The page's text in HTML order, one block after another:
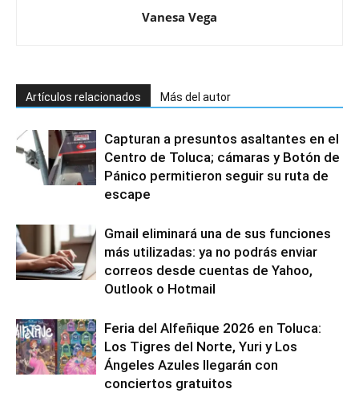
Vanesa Vega
Artículos relacionados Más del autor
Capturan a presuntos asaltantes en el
Centro de Toluca; cámaras y Botón de
Pánico permitieron seguir su ruta de
escape
Gmail eliminará una de sus funciones
más utilizadas: ya no podrás enviar
correos desde cuentas de Yahoo,
Outlook o Hotmail
Feria del Alfeñique 2026 en Toluca:
Los Tigres del Norte, Yuri y Los
Ángeles Azules llegarán con
conciertos gratuitos